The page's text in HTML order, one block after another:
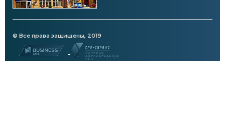
© Все права защищены, 2019